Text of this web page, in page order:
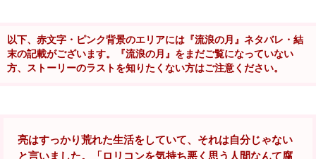
以下、赤文字・ピンク背景のエリアには『流浪の月』ネタバレ・結
末の記載がございます。『流浪の月』をまだご覧になっていない
方、ストーリーのラストを知りたくない方はご注意ください。
亮はすっかり荒れた生活をしていて、それは自分じゃない
と言いました。「ロリコンを気持ち悪く思う人間なんて腐